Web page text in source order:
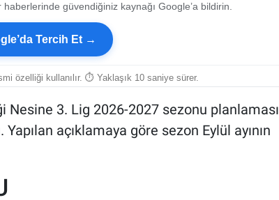
haberlerinde güvendiğiniz kaynağı Google’a bildirin.
Tercih Et →
özelliği kullanılır. ⏱ Yaklaşık 10 saniye sürer.
3. Lig 2026-2027 sezonu planlaması
açıklamaya göre sezon Eylül ayının